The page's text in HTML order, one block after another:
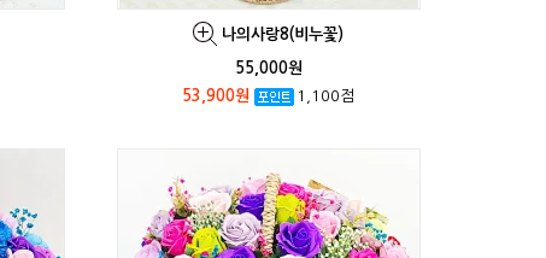
나의사랑8(비누꽃)
55,000원
53,900원
1,100점